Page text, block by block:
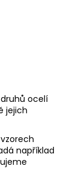
ocelí
jejich
například